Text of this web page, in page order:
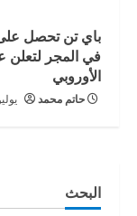
باي تن تحصل
في المجر لتعلن
الأوروبي
حاتم محمد يوليو 1,
البحث